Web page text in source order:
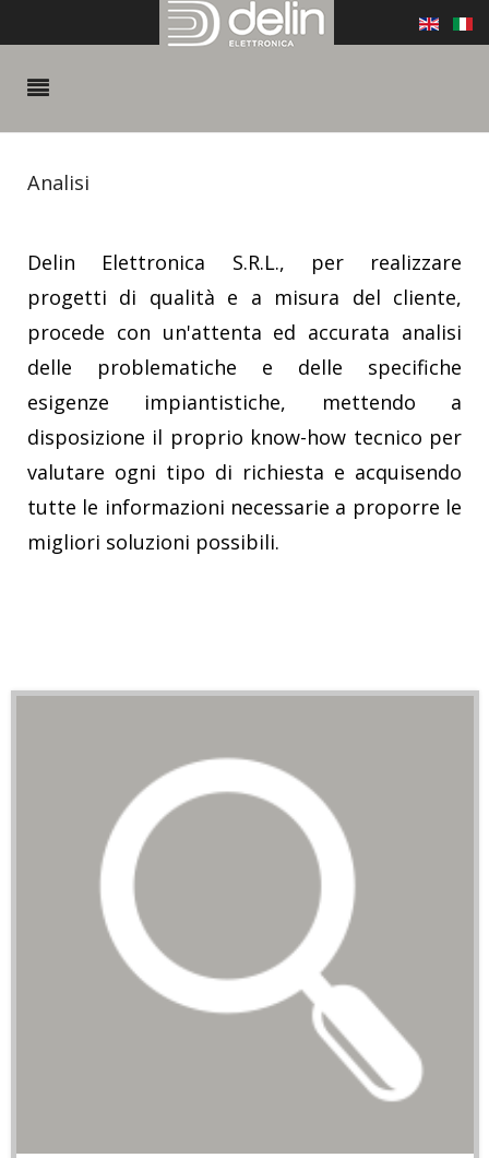
Analisi
Delin Elettronica S.R.L., per realizzare
progetti di qualità e a misura del cliente,
procede con un'attenta ed accurata analisi
delle problematiche e delle specifiche
esigenze impiantistiche, mettendo a
disposizione il proprio know-how tecnico per
valutare ogni tipo di richiesta e acquisendo
tutte le informazioni necessarie a proporre le
migliori soluzioni possibili.